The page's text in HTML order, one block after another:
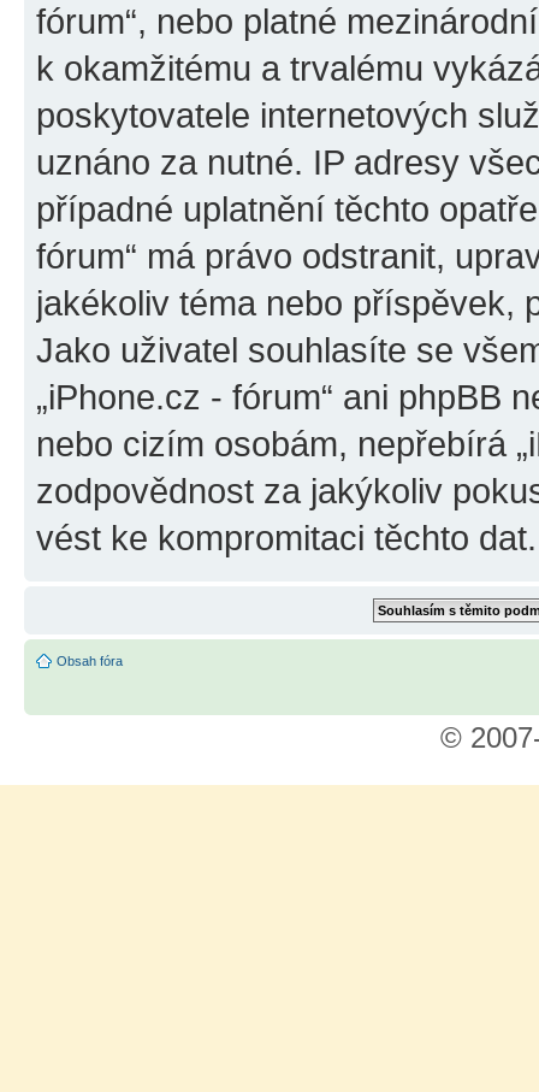
fórum“, nebo platné
k okamžitému a trvalému
poskytovatele internetových
uznáno za nutné. IP adresy
případné uplatnění těchto
fórum“ má právo odstranit,
jakékoliv téma nebo příspěvek,
Jako uživatel souhlasíte se
„iPhone.cz - fórum“ ani phpBB
nebo cizím osobám, nepřebírá
zodpovědnost za jakýkoliv
vést ke kompromitaci těchto dat.
Obsah fóra
©